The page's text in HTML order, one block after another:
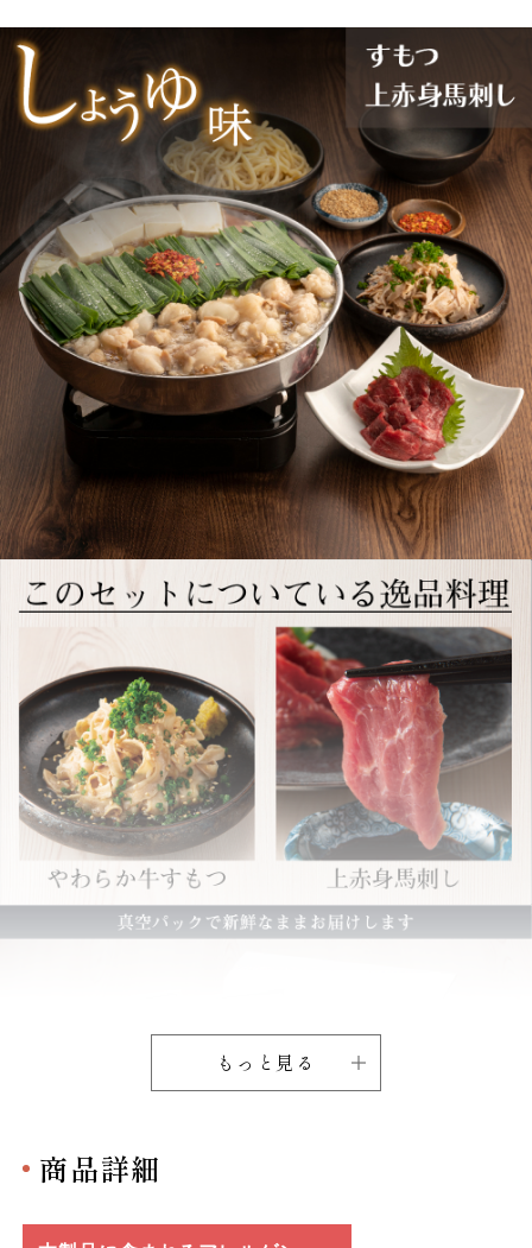
もっと見る
商品詳細